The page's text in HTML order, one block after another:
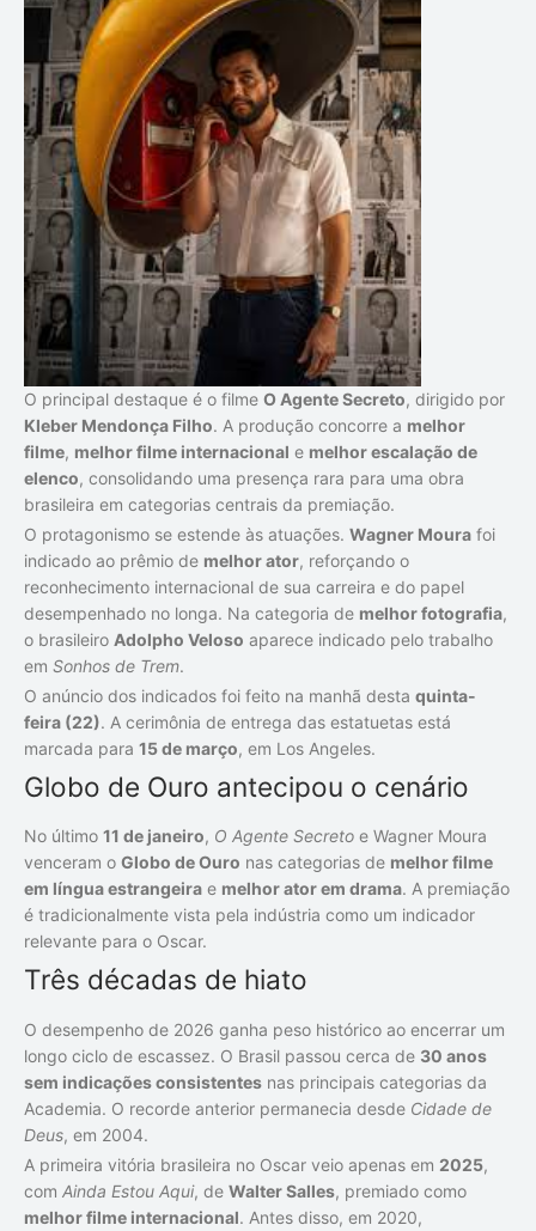
O principal destaque é o filme O Agente Secreto, dirigido por
Kleber Mendonça Filho. A produção concorre a melhor
filme, melhor filme internacional e melhor escalação de
elenco, consolidando uma presença rara para uma obra
brasileira em categorias centrais da premiação.
O protagonismo se estende às atuações. Wagner Moura foi
indicado ao prêmio de melhor ator, reforçando o
reconhecimento internacional de sua carreira e do papel
desempenhado no longa. Na categoria de melhor fotografia,
o brasileiro Adolpho Veloso aparece indicado pelo trabalho
em Sonhos de Trem.
O anúncio dos indicados foi feito na manhã desta quinta-
feira (22). A cerimônia de entrega das estatuetas está
marcada para 15 de março, em Los Angeles.
Globo de Ouro antecipou o cenário
No último 11 de janeiro, O Agente Secreto e Wagner Moura
venceram o Globo de Ouro nas categorias de melhor filme
em língua estrangeira e melhor ator em drama. A premiação
é tradicionalmente vista pela indústria como um indicador
relevante para o Oscar.
Três décadas de hiato
O desempenho de 2026 ganha peso histórico ao encerrar um
longo ciclo de escassez. O Brasil passou cerca de 30 anos
sem indicações consistentes nas principais categorias da
Academia. O recorde anterior permanecia desde Cidade de
Deus, em 2004.
A primeira vitória brasileira no Oscar veio apenas em 2025,
com Ainda Estou Aqui, de Walter Salles, premiado como
melhor filme internacional. Antes disso, em 2020,